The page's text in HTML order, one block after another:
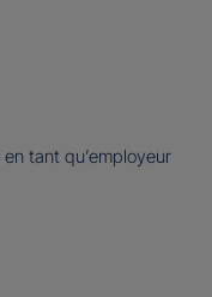
tant qu’employeur